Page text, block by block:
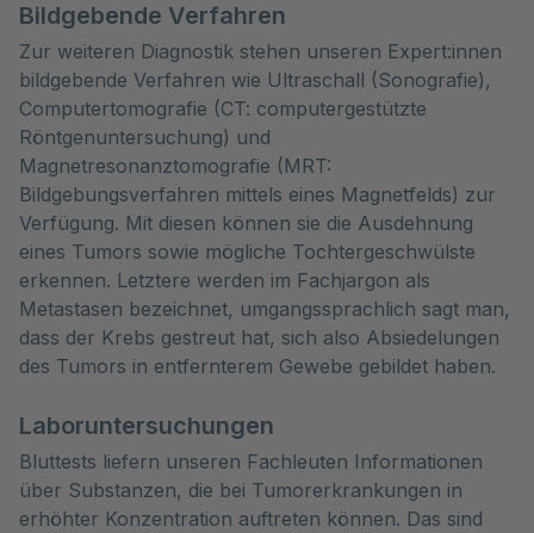
Bildgebende Verfahren
Zur weiteren Diagnostik stehen unseren Expert:innen
bildgebende Verfahren wie Ultraschall (Sonografie),
Computertomografie (CT: computergestützte
Röntgenuntersuchung) und
Magnetresonanztomografie (MRT:
Bildgebungsverfahren mittels eines Magnetfelds) zur
Verfügung. Mit diesen können sie die Ausdehnung
eines Tumors sowie mögliche Tochtergeschwülste
erkennen. Letztere werden im Fachjargon als
Metastasen bezeichnet, umgangssprachlich sagt man,
dass der Krebs gestreut hat, sich also Absiedelungen
des Tumors in entfernterem Gewebe gebildet haben.
Laboruntersuchungen
Bluttests liefern unseren Fachleuten Informationen
über Substanzen, die bei Tumorerkrankungen in
erhöhter Konzentration auftreten können. Das sind